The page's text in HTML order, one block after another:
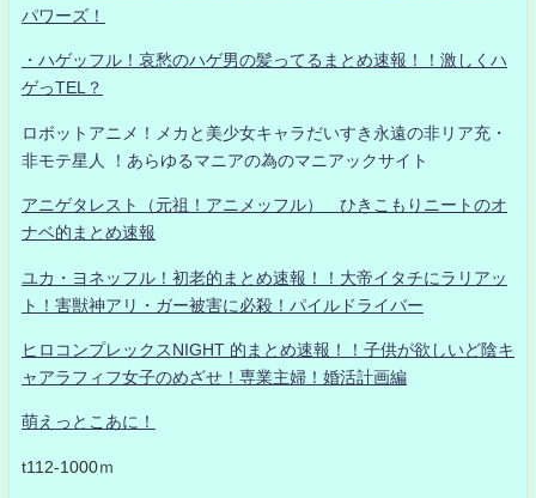
パワーズ！
・ハゲッフル！哀愁のハゲ男の髪ってるまとめ速報！！激しくハ
ゲっTEL？
ロボットアニメ！メカと美少女キャラだいすき永遠の非リア充・
非モテ星人 ！あらゆるマニアの為のマニアックサイト
アニゲタレスト（元祖！アニメッフル） ひきこもりニートのオ
ナベ的まとめ速報
ユカ・ヨネッフル！初老的まとめ速報！！大帝イタチにラリアッ
ト！害獣神アリ・ガー被害に必殺！パイルドライバー
ヒロコンプレックスNIGHT 的まとめ速報！！子供が欲しいど陰キ
ャアラフィフ女子のめざせ！専業主婦！婚活計画編
萌えっとこあに！
t112-1000ｍ